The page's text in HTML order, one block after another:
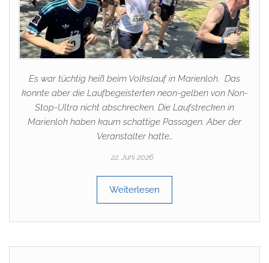
Es war tüchtig heiß beim Volkslauf in Marienloh. Das
konnte aber die Laufbegeisterten neon-gelben von Non-
Stop-Ultra nicht abschrecken. Die Laufstrecken in
Marienloh haben kaum schattige Passagen. Aber der
Veranstalter hatte…
22. Juni 2026
Weiterlesen